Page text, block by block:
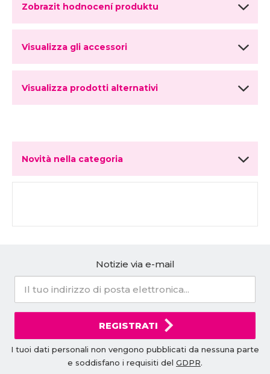
Zobrazit hodnocení produktu
Visualizza gli accessori
Visualizza prodotti alternativi
Novità nella categoria
Notizie via e-mail
REGISTRATI
I tuoi dati personali non vengono pubblicati da nessuna parte
e soddisfano i requisiti del GDPR.